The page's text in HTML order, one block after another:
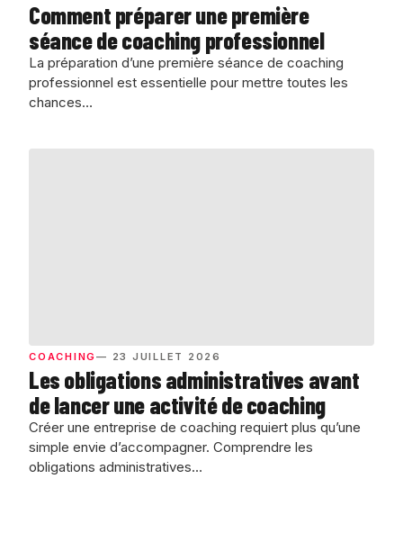
Comment préparer une première
séance de coaching professionnel
La préparation d’une première séance de coaching
professionnel est essentielle pour mettre toutes les
chances…
COACHING— 23 JUILLET 2026
Les obligations administratives avant
de lancer une activité de coaching
Créer une entreprise de coaching requiert plus qu’une
simple envie d’accompagner. Comprendre les
obligations administratives…